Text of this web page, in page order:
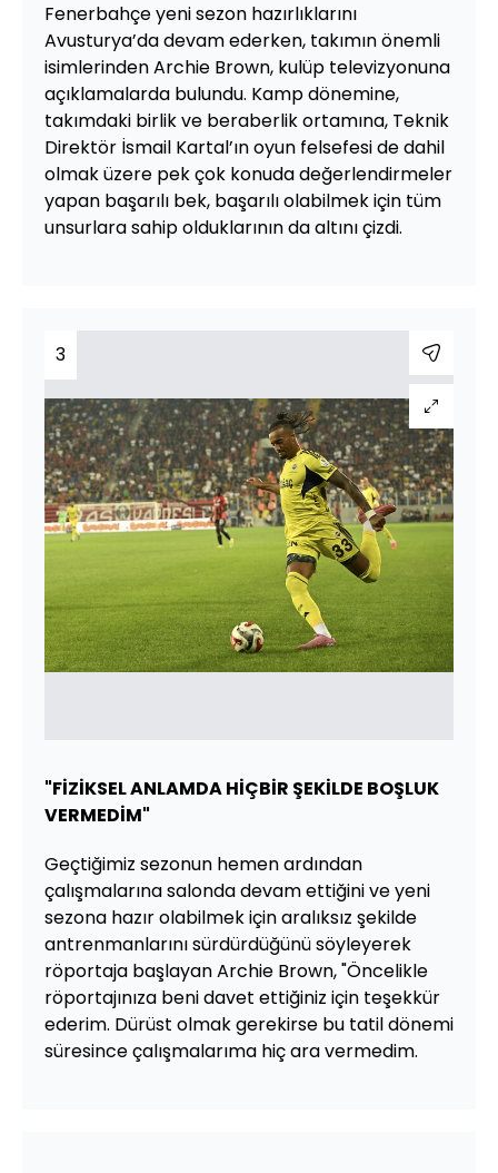
Fenerbahçe yeni sezon hazırlıklarını
Avusturya’da devam ederken, takımın önemli
isimlerinden Archie Brown, kulüp televizyonuna
açıklamalarda bulundu. Kamp dönemine,
takımdaki birlik ve beraberlik ortamına, Teknik
Direktör İsmail Kartal’ın oyun felsefesi de dahil
olmak üzere pek çok konuda değerlendirmeler
yapan başarılı bek, başarılı olabilmek için tüm
unsurlara sahip olduklarının da altını çizdi.
3
"FİZİKSEL ANLAMDA HİÇBİR ŞEKİLDE BOŞLUK
VERMEDİM"
Geçtiğimiz sezonun hemen ardından
çalışmalarına salonda devam ettiğini ve yeni
sezona hazır olabilmek için aralıksız şekilde
antrenmanlarını sürdürdüğünü söyleyerek
röportaja başlayan Archie Brown, "Öncelikle
röportajınıza beni davet ettiğiniz için teşekkür
ederim. Dürüst olmak gerekirse bu tatil dönemi
süresince çalışmalarıma hiç ara vermedim.